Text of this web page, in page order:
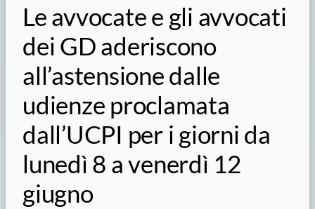
Le avvocate e gli avvocati
dei GD aderiscono
all’astensione dalle
udienze proclamata
dall’UCPI per i giorni da
lunedì 8 a venerdì 12
giugno